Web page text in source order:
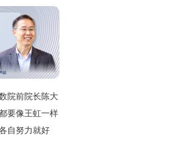
院前院长陈大
要像王虹一样
自努力就好